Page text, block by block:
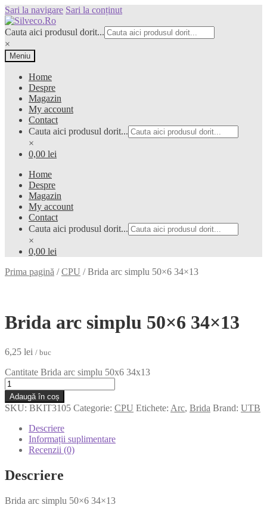
Sari la navigare Sari la conținut
Cauta aici produsul dorit...
×
Meniu
Home
Despre
Magazin
My account
Contact
Cauta aici produsul dorit...
×
0,00 lei
Home
Despre
Magazin
My account
Contact
Cauta aici produsul dorit...
×
0,00 lei
Prima pagină /CPU /Brida arc simplu 50×6 34×13
Brida arc simplu 50×6 34×13
6,25 lei / buc
Cantitate Brida arc simplu 50x6 34x13
Adaugă în coș
SKU: BKIT3105 Categorie: CPU Etichete: Arc, Brida Brand: UTB
Descriere
Informații suplimentare
Recenzii (0)
Descriere
Brida arc simplu 50×6 34×13